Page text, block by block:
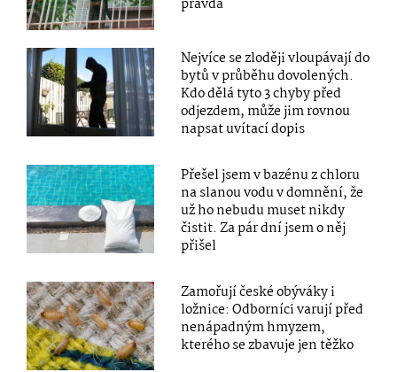
pravda
Nejvíce se zloději vloupávají do
bytů v průběhu dovolených.
Kdo dělá tyto 3 chyby před
odjezdem, může jim rovnou
napsat uvítací dopis
Přešel jsem v bazénu z chloru
na slanou vodu v domnění, že
už ho nebudu muset nikdy
čistit. Za pár dní jsem o něj
přišel
Zamořují české obýváky i
ložnice: Odborníci varují před
nenápadným hmyzem,
kterého se zbavuje jen těžko